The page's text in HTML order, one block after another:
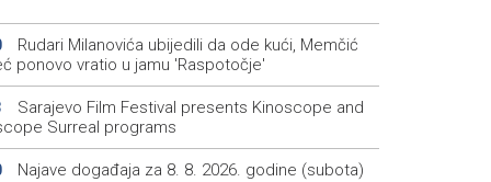
Rudari Milanovića ubijedili da ode kući, Memčić
ponovo vratio u jamu 'Raspotočje'
Sarajevo Film Festival presents Kinoscope and
Surreal programs
Najave događaja za 8. 8. 2026. godine (subota)